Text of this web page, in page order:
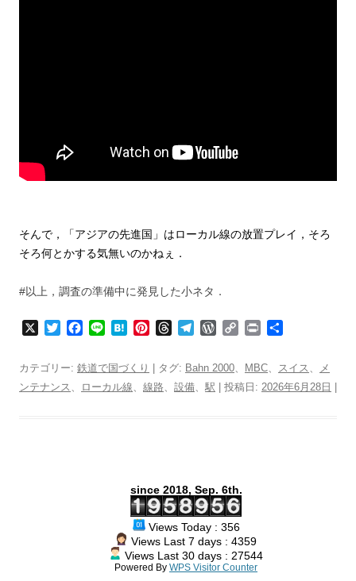
そんで，「アジアの先進国」はローカル線の放置プレイ，そろ
そろ何とかする気無いのかねぇ．
#以上，調査の準備中に発見した小ネタ．
t
c
e
b
e
H
e
n
e
e
a
e
g
W
d
P
C
L
n
t
カテゴリー: 鉄道で国づくり | タグ: Bahn 2000、 MBC、 スイス 、
メ
ンテナンス 、 ローカル線、 線路、 設備、 駅 | 投稿日: 2026年6月28日
since 2018, Sep. 6th.
Views Today : 356
Views Last 7 days : 4359
Views Last 30 days : 27544
Powered By WPS Visitor Counter